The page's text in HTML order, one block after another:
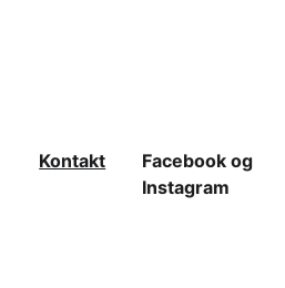
Kontakt
Facebook og
Instagram